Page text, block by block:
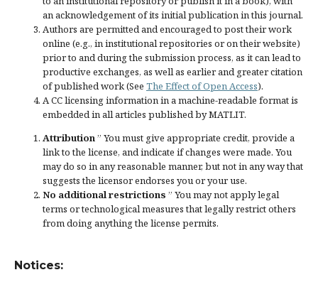
an acknowledgement of its initial publication in this journal.
Authors are permitted and encouraged to post their work
online (e.g., in institutional repositories or on their website)
prior to and during the submission process, as it can lead to
productive exchanges, as well as earlier and greater citation
of published work (See The Effect of Open Access).
A CC licensing information in a machine-readable format is
embedded in all articles published by MATLIT.
Attribution” You must give appropriate credit, provide a
link to the license, andindicate if changes were made. You
may do so in any reasonable manner, but not in any way that
suggests the licensor endorses you or your use.
No additional restrictions ” You may not apply legal
terms ortechnological measuresthat legally restrict others
from doing anything the license permits.
Notices: